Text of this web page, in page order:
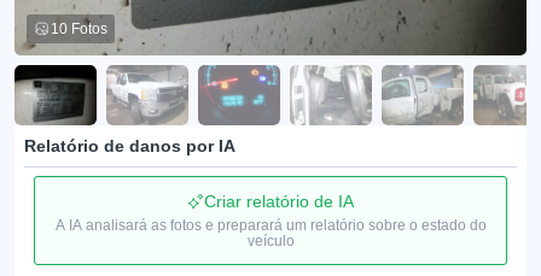
10 Fotos
Relatório de danos por IA
Criar relatório de IA
A IA analisará as fotos e preparará um relatório sobre o estado do
veículo